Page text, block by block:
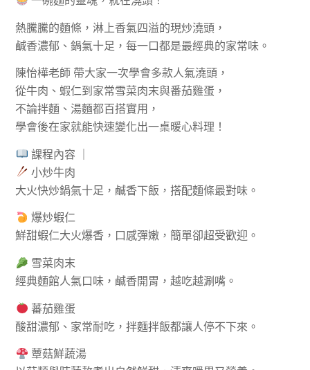
熱騰騰的麵條，淋上香氣四溢的現炒澆頭，
鹹香濃郁、鍋氣十足，每一口都是最經典的家常味。
陳怡樺老師 帶大家一次學會多款人氣澆頭，
從牛肉、蝦仁到家常雪菜肉末與番茄雞蛋，
不論拌麵、湯麵都百搭實用，
學會後在家就能快速變化出一桌暖心料理！
課程內容 ｜
小炒牛肉
大火快炒鍋氣十足，鹹香下飯，搭配麵條最對味。
爆炒蝦仁
鮮甜蝦仁大火爆香，口感彈嫩，簡單卻超受歡迎。
雪菜肉末
經典麵館人氣口味，鹹香開胃，越吃越涮嘴。
蕃茄雞蛋
酸甜濃郁、家常耐吃，拌麵拌飯都讓人停不下來。
蕈菇鮮蔬湯